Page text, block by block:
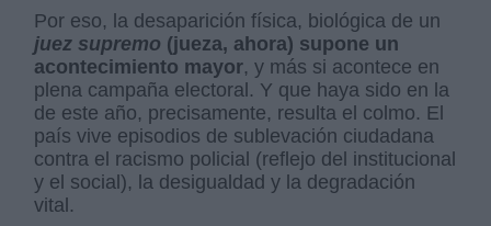
Por eso, la desaparición física, biológica de un
juez supremo (jueza, ahora) supone un
acontecimiento mayor, y más si acontece en
plena campaña electoral. Y que haya sido en la
de este año, precisamente, resulta el colmo. El
país vive episodios de sublevación ciudadana
contra el racismo policial (reflejo del institucional
y el social), la desigualdad y la degradación
vital.